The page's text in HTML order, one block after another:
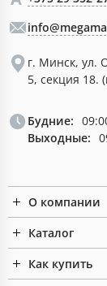
г. Минск, ул.
5, секция 18.
Будние:
Выходные:
О компании
Каталог
Как купить